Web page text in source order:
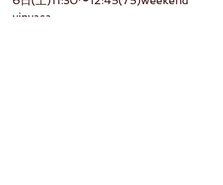
vinyasa